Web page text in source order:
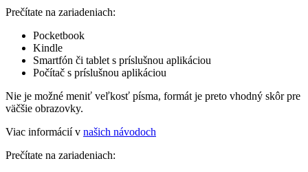
Prečítate na zariadeniach:
Pocketbook
Kindle
Smartfón či tablet s príslušnou aplikáciou
Počítač s príslušnou aplikáciou
Nie je možné meniť veľkosť písma, formát je preto vhodný skôr pre
väčšie obrazovky.
Viac informácií v našich návodoch
Prečítate na zariadeniach: